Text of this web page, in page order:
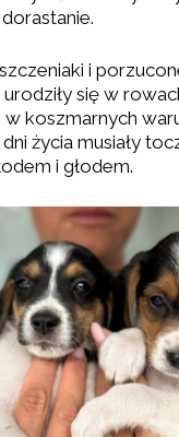
i
się w
w koszmarnych
życia musiały
i głodem.